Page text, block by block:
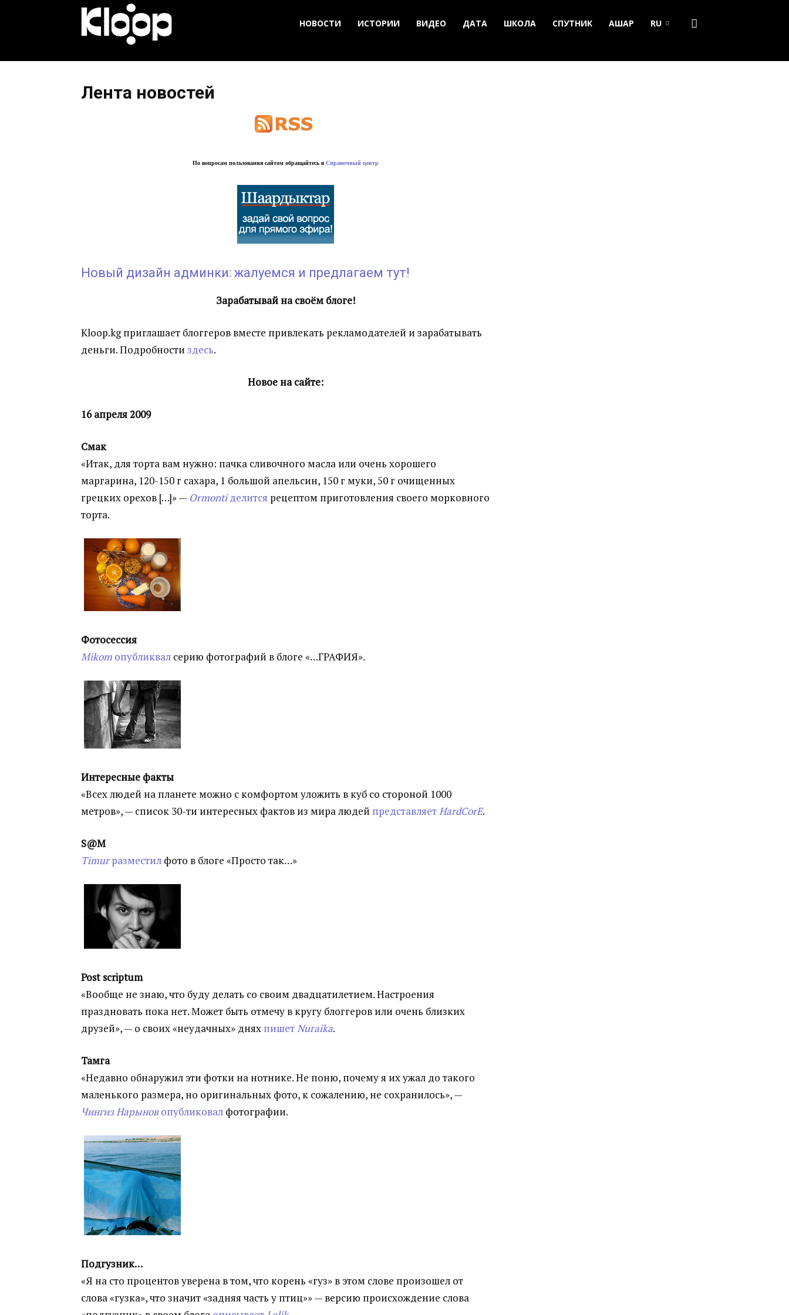
Кыргызстана
НОВОСТИ ИСТОРИИ ВИДЕО ДАТА ШКОЛА СПУТНИК АШАР RU
Лента новостей
По вопросам пользования сайтом обращайтесь в Справочный центр
Новый дизайн админки: жалуемся и предлагаем тут!
Зарабатывай на своём блоге!
Kloop.kg приглашает блоггеров вместе привлекать рекламодателей и зарабатывать
деньги. Подробности здесь.
Новое на сайте:
16 апреля 2009
Смак
«Итак, для торта вам нужно: пачка сливочного масла или очень хорошего
маргарина, 120-150 г сахара, 1 большой апельсин, 150 г муки, 50 г очищенных
грецких орехов […]» — Ormontiделится рецептом приготовления своего морковного
торта.
Фотосессия
Mikom опубликвал серию фотографий в блоге «…ГРАФИЯ».
Интересные факты
«Всех людей на планете можно с комфортом уложить в куб со стороной 1000
метров», — список 30-ти интересных фактов из мира людей представляетHardCorE.
S@M
Timurразместил фото в блоге «Просто так…»
Post scriptum
«Вообще не знаю, что буду делать со своим двадцатилетием. Настроения
праздновать пока нет. Может быть отмечу в кругу блоггеров или очень близких
друзей», — о своих «неудачных» днях пишетNuraika.
Тамга
«Недавно обнаружил эти фотки на нотнике. Не поню, почему я их ужал до такого
маленького размера, но оригинальных фото, к сожалению, не сохранилось», —
Чингиз Нарыновопубликовал фотографии.
Подгузник…
«Я на сто процентов уверена в том, что корень «гуз» в этом слове произошел от
слова «гузка», что значит «задняя часть у птиц»» — версию происхождение слова